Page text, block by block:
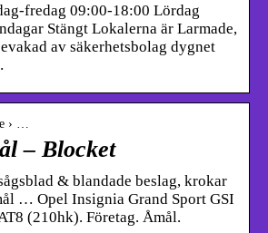
fredag 09:00-18:00 Lördag
Stängt Lokalerna är Larmade,
av säkerhetsbolag dygnet
› …
– Blocket
& blandade beslag, krokar
… Opel Insignia Grand Sport GSI
(210hk). Företag. Åmål.